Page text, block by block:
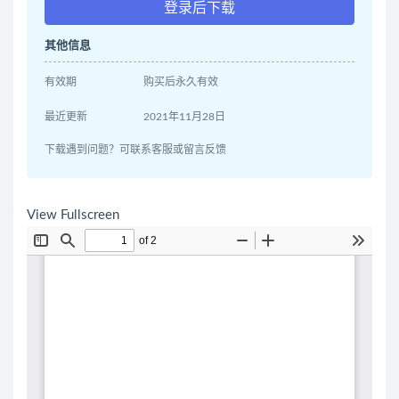
登录后下载
其他信息
有效期 购买后永久有效
最近更新 2021年11月28日
下载遇到问题？可联系客服或留言反馈
View Fullscreen